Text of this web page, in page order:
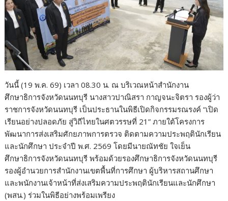
วันนี้ (19 พ.ค. 69) เวลา 08.30 น. ณ บริเวณหน้าสำนักงาน
ศึกษาธิการจังหวัดนนทบุรี นางสาวปาณิสรา กาญจนะจิตรา รองผู้ว่า
ราชการจังหวัดนนทบุรี เป็นประธานในพิธีเปิดกิจกรรมรณรงค์ “เปิด
เรียนอย่างปลอดภัย สู่วิถีไทยในศตวรรษที่ 21” ภายใต้โครงการ
พัฒนาการส่งเสริมศักยภาพการตรวจ ติดตามความประพฤตินักเรียน
และนักศึกษา ประจำปี พ.ศ. 2569 โดยมีนายณัทชัย ใจเย็น
ศึกษาธิการจังหวัดนนทบุรี พร้อมด้วยรองศึกษาธิการจังหวัดนนทบุรี
รองผู้อำนวยการสำนักงานเขตพื้นที่การศึกษา ผู้บริหารสถานศึกษา
และพนักงานเจ้าหน้าที่ส่งเสริมความประพฤตินักเรียนและนักศึกษา
(พสน.) ร่วมในพิธีอย่างพร้อมเพรียง